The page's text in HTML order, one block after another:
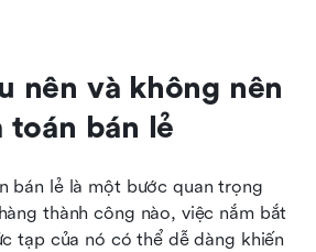
nên và không nên
bán lẻ
bán lẻ là một bước quan trọng
thành công nào, việc nắm bắt
tạp của nó có thể dễ dàng khiến